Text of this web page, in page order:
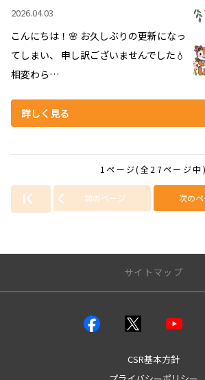
2026.04.03
こんにちは！🌸 お久しぶりの更新になっ
てしまい、 申し訳ございませんでした💧
相変わら…
詳しく見る
1ページ(全27ページ中)
前のページ 次の
サイトマップ
CSR基本方針